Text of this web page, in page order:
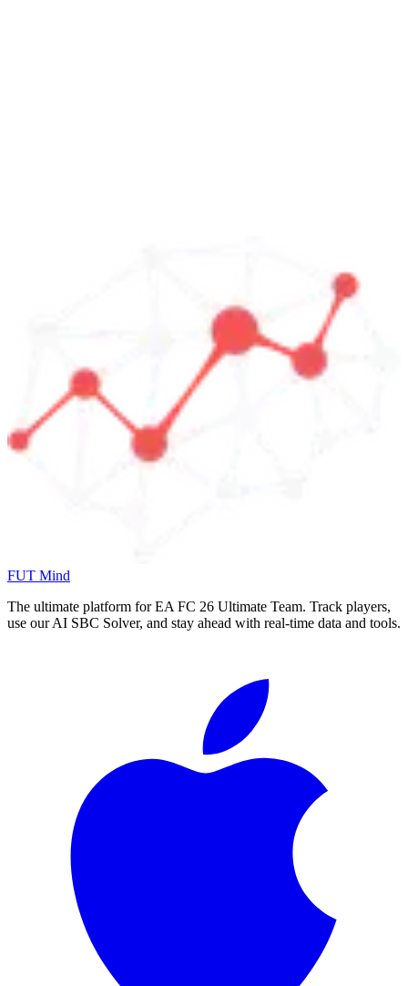
FUT Mind
The ultimate platform for EA FC 26 Ultimate Team. Track players,
use our AI SBC Solver, and stay ahead with real-time data and tools.